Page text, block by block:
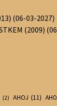
(06-03-2027)
(2009)
(2) AHOJ (11)